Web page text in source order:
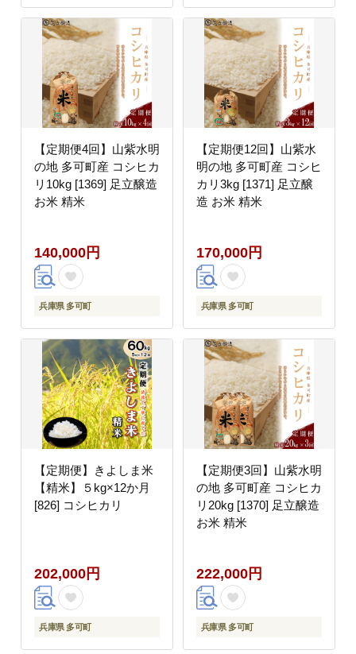
【定期便4回】山紫水明
の地 多可町産 コシヒカ
リ10kg [1369] 足立醸造
お米 精米
140,000円
兵庫県 多可町
【定期便12回】山紫水
明の地 多可町産 コシヒ
カリ3kg [1371] 足立醸
造 お米 精米
170,000円
兵庫県 多可町
【定期便】きよしま米
【精米】５kg×12か月
[826] コシヒカリ
202,000円
兵庫県 多可町
【定期便3回】山紫水明
の地 多可町産 コシヒカ
リ20kg [1370] 足立醸造
お米 精米
222,000円
兵庫県 多可町